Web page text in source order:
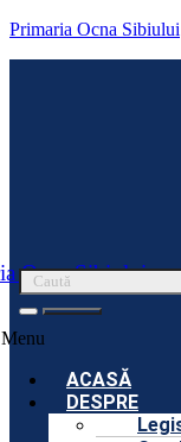
Primaria Ocna Sibiului
Ocna Sibiului
Menu
ACASĂ
DESPRE